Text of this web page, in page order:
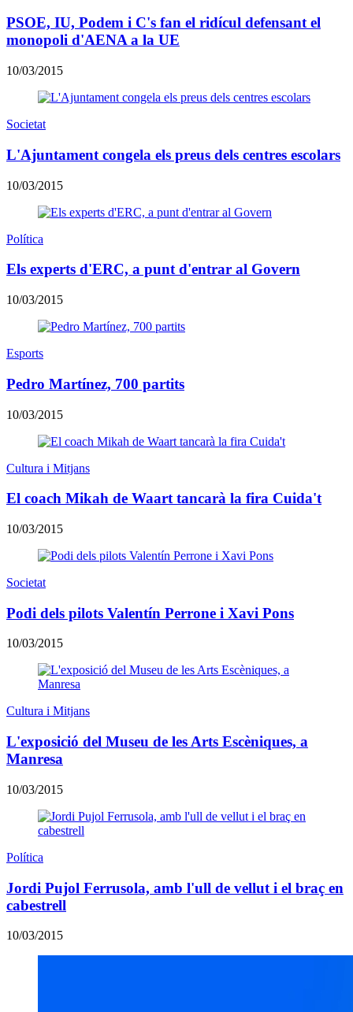
PSOE, IU, Podem i C's fan el ridícul defensant el
monopoli d'AENA a la UE
10/03/2015
Societat
L'Ajuntament congela els preus dels centres escolars
10/03/2015
Política
Els experts d'ERC, a punt d'entrar al Govern
10/03/2015
Esports
Pedro Martínez, 700 partits
10/03/2015
Cultura i Mitjans
El coach Mikah de Waart tancarà la fira Cuida't
10/03/2015
Societat
Podi dels pilots Valentín Perrone i Xavi Pons
10/03/2015
Cultura i Mitjans
L'exposició del Museu de les Arts Escèniques, a
Manresa
10/03/2015
Política
Jordi Pujol Ferrusola, amb l'ull de vellut i el braç en
cabestrell
10/03/2015